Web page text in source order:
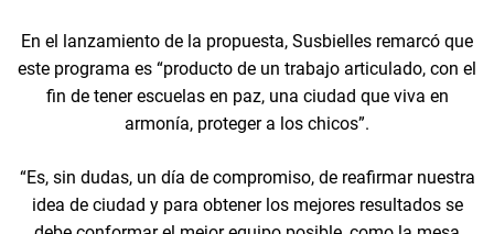
En el lanzamiento de la propuesta, Susbielles remarcó que
este programa es “producto de un trabajo articulado, con el
fin de tener escuelas en paz, una ciudad que viva en
armonía, proteger a los chicos”.
“Es, sin dudas, un día de compromiso, de reafirmar nuestra
idea de ciudad y para obtener los mejores resultados se